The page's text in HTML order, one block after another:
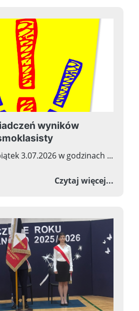
wyników
3.07.2026 w godzinach ...
Czytaj więcej...o